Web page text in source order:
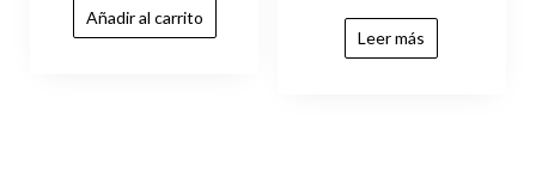
Añadir al carrito
Leer más